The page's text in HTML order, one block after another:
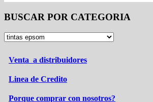
BUSCAR POR CATEGORIA
Venta a distribuidores
Linea de Credito
Porque comprar con nosotros?